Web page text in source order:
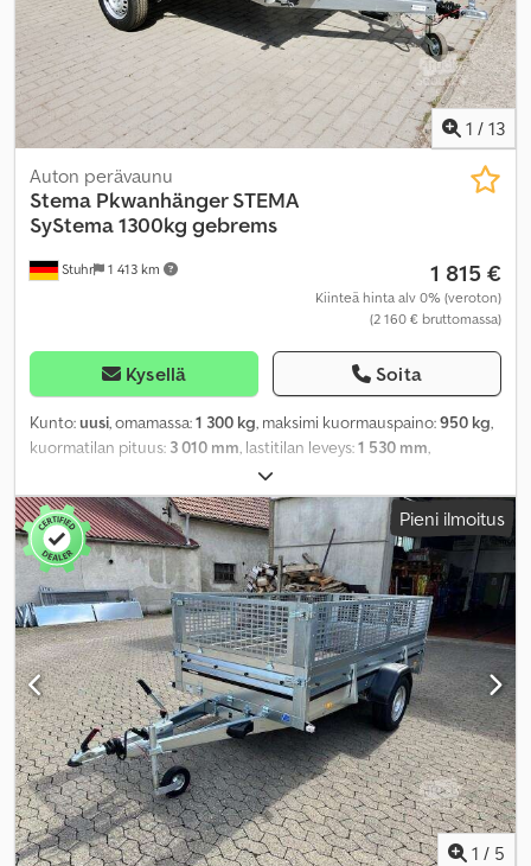
1 / 13
Stuhr 1 413 km
Auton perävaunu
Stema Pkwanhänger STEMA
SyStema 1300kg gebrems
1 815 €
Kiinteä hinta alv 0% (veroton)
(2 160 € bruttomassa)
Kysellä Soita
Kunto:uusi, omamassa:1 300 kg, maksimi kuormauspaino:950 kg,
kuormatilan pituus: 3 010 mm, lastitilan leveys:1 530 mm,
, renkaan koko:
Pieni ilmoitus
1 / 5